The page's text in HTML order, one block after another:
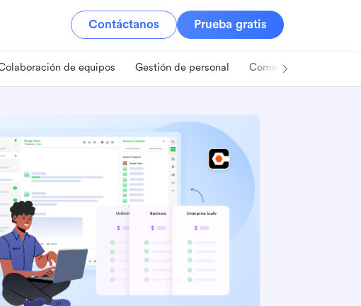
Contáctanos Prueba gratis
de equipos Gestión de personal Comercio minorista